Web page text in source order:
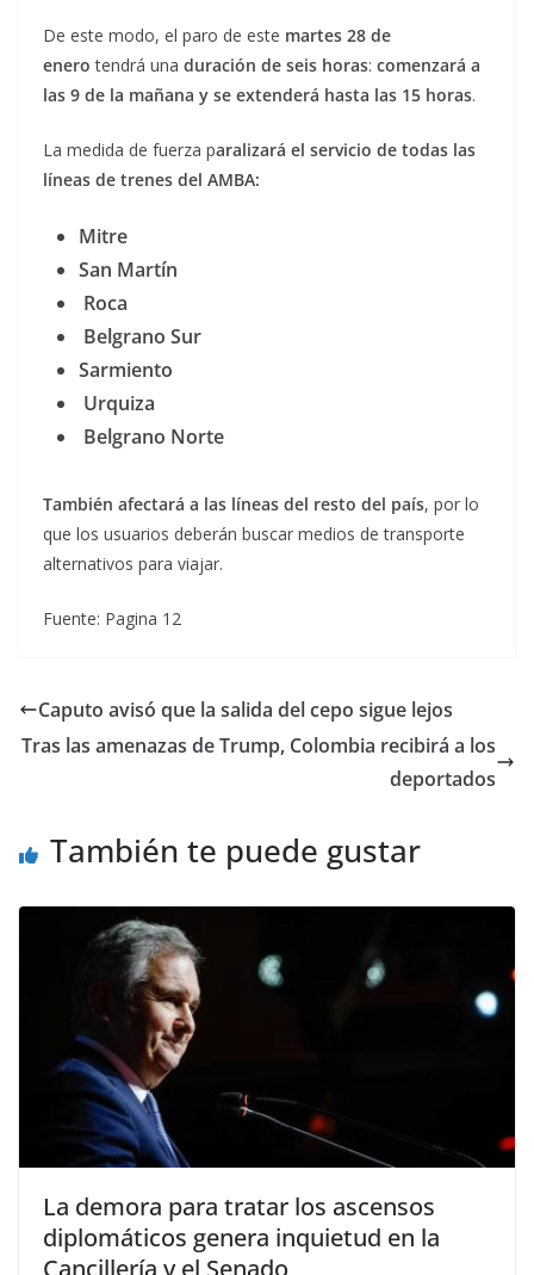
De este modo, el paro de este martes 28 de
enerotendrá una duración de seis horas: comenzará a
las 9 de la mañana y se extenderá hasta las 15 horas.
La medida de fuerza paralizará el servicio de todas las
líneas de trenes del AMBA:
Mitre
San Martín
Roca
Belgrano Sur
Sarmiento
Urquiza
Belgrano Norte
También afectará a las líneas del resto del país, por lo
que los usuarios deberán buscar medios de transporte
alternativos para viajar.
Fuente: Pagina 12
Caputo avisó que la salida del cepo sigue lejos
Tras las amenazas de Trump, Colombia recibirá a los
deportados
También te puede gustar
La demora para tratar los ascensos
diplomáticos genera inquietud en la
Cancillería y el Senado